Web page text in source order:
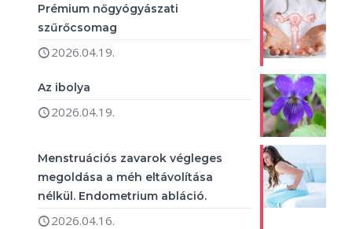
Prémium nőgyógyászati
szűrőcsomag
2026.04.19.
Az ibolya
2026.04.19.
Menstruációs zavarok végleges
megoldása a méh eltávolítása
nélkül. Endometrium abláció.
2026.04.16.